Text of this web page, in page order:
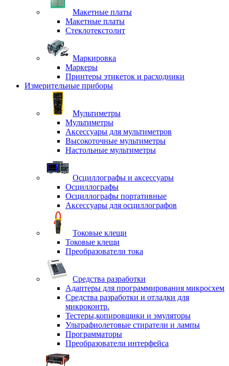
Макетные платы
Макетные платы
Стеклотекстолит
Маркировка
Маркеры
Принтеры этикеток и расходники
Измерительные приборы
Мультиметры
Мультиметры
Аксессуары для мультиметров
Высокоточные мультиметры
Настольные мультиметры
Осциллографы и аксессуары
Осциллографы
Осциллографы портативные
Аксессуары для осциллографов
Токовые клещи
Токовые клещи
Преобразователи тока
Средства разработки
Адаптеры для программирования микросхем
Средства разработки и отладки для
микроконтр.
Тестеры,копировщики и эмуляторы
Ультрафиолетовые стиратели и лампы
Программаторы
Преобразователи интерфейса